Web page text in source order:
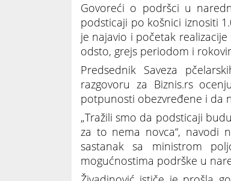
Govoreći o podršci u
podsticaji po košnici iznositi
je najavio i početak
odsto, grejs periodom i
Predsednik Saveza
razgovoru za Biznis.rs
potpunosti obezvređene i da
„Tražili smo da podsticaji
za to nema novca“, navodi
sastanak sa ministrom
mogućnostima podrške u